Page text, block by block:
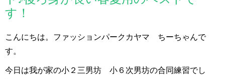
す！
こんにちは。ファッションパークカヤマ ちーちゃんで
す。
今日は我が家の小２三男坊 小６次男坊の合同練習でし